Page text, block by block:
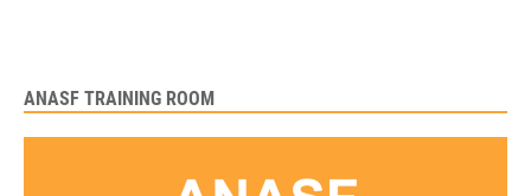
ANASF TRAINING ROOM